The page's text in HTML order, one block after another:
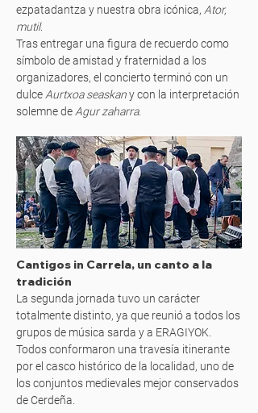
ezpatadantza y nuestra obra icónica, Ator,
mutil.
Tras entregar una figura de recuerdo como
símbolo de amistad y fraternidad a los
organizadores, el concierto terminó con un
dulce Aurtxoa seaskany con la interpretación
solemne de Agur zaharra.
Cantigos in Carrela, un canto a la
tradición
La segunda jornada tuvo un carácter
totalmente distinto, ya que reunió a todos los
grupos de música sarda y a ERAGIYOK.
Todos conformaron una travesía itinerante
por el casco histórico de la localidad, uno de
los conjuntos medievales mejor conservados
de Cerdeña.